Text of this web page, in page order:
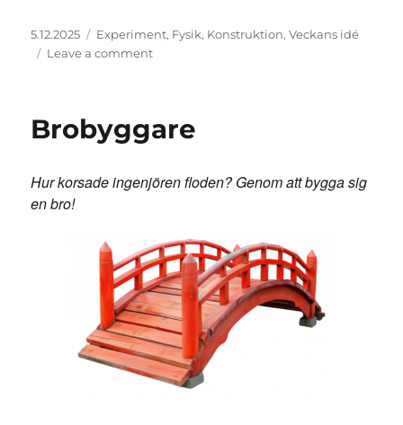
Posted
on
5.12.2025 Categories
Experiment, Fysik, Konstruktion,Veckans idé
Leave a commenton
Brobyggare
Hur korsade ingenjören floden? Genom att bygga sig
en bro!